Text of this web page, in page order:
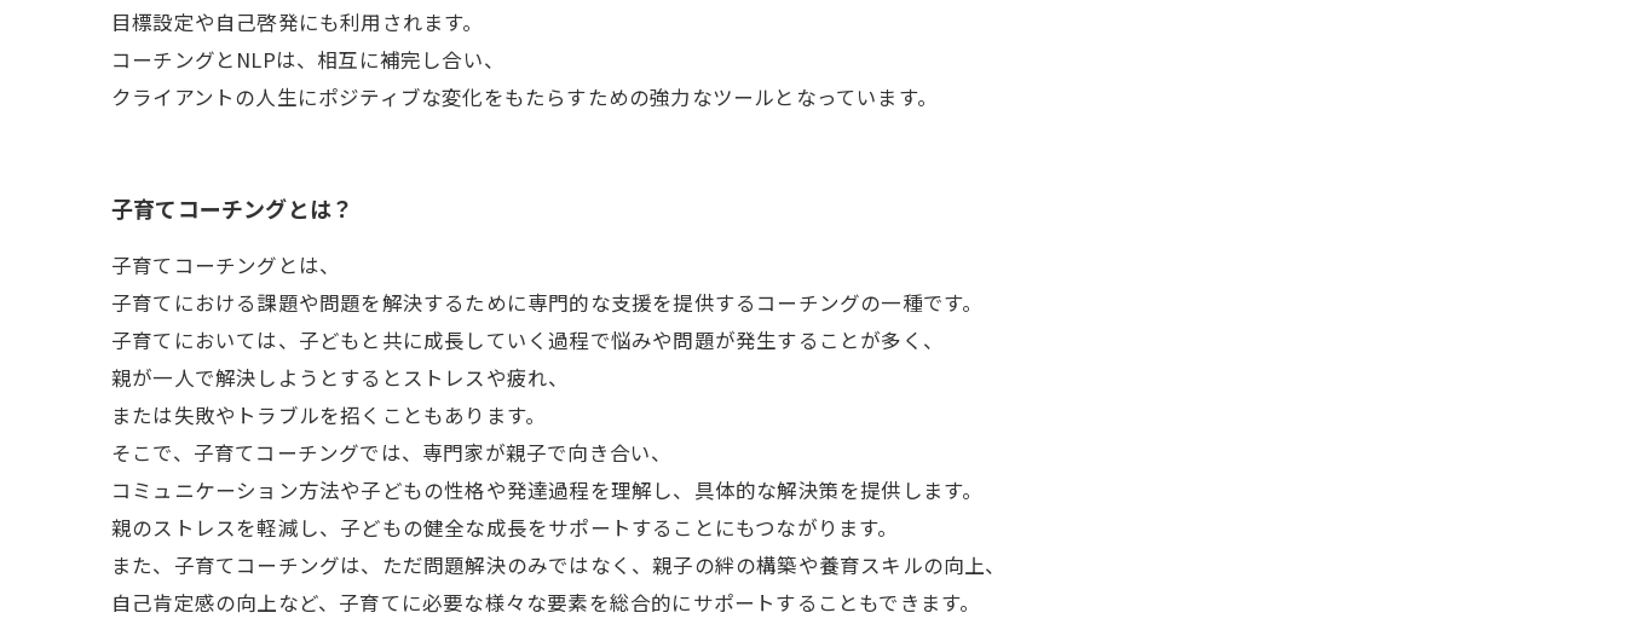
目標設定や自己啓発にも利用されます。
コーチングとNLPは、相互に補完し合い、
クライアントの人生にポジティブな変化をもたらすための強力なツールとなっています。
子育てコーチングとは？
子育てコーチングとは、
子育てにおける課題や問題を解決するために専門的な支援を提供するコーチングの一種です。
子育てにおいては、子どもと共に成長していく過程で悩みや問題が発生することが多く、
親が一人で解決しようとするとストレスや疲れ、
または失敗やトラブルを招くこともあります。
そこで、子育てコーチングでは、専門家が親子で向き合い、
コミュニケーション方法や子どもの性格や発達過程を理解し、具体的な解決策を提供します。
親のストレスを軽減し、子どもの健全な成長をサポートすることにもつながります。
また、子育てコーチングは、ただ問題解決のみではなく、親子の絆の構築や養育スキルの向上、
自己肯定感の向上など、子育てに必要な様々な要素を総合的にサポートすることもできます。